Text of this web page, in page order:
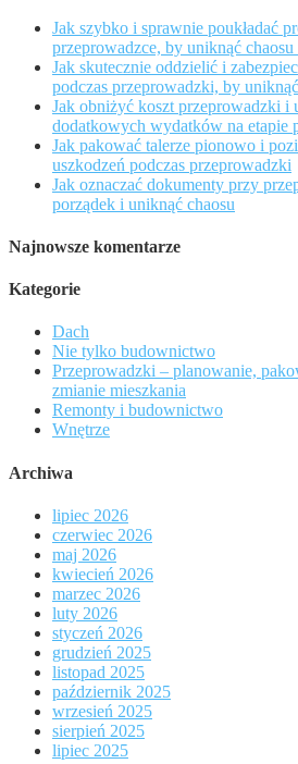
Jak szybko i sprawnie poukładać
przeprowadzce, by uniknąć
Jak skutecznie oddzielić i
podczas przeprowadzki, by
Jak obniżyć koszt przeprowadzki i
dodatkowych wydatków na etapie
Jak pakować talerze pionowo i
uszkodzeń podczas przeprowadzki
Jak oznaczać dokumenty przy
porządek i uniknąć chaosu
Najnowsze komentarze
Kategorie
Dach
Nie tylko budownictwo
Przeprowadzki – planowanie,
zmianie mieszkania
Remonty i budownictwo
Wnętrze
Archiwa
lipiec 2026
czerwiec 2026
maj 2026
kwiecień 2026
marzec 2026
luty 2026
styczeń 2026
grudzień 2025
listopad 2025
październik 2025
wrzesień 2025
sierpień 2025
lipiec 2025